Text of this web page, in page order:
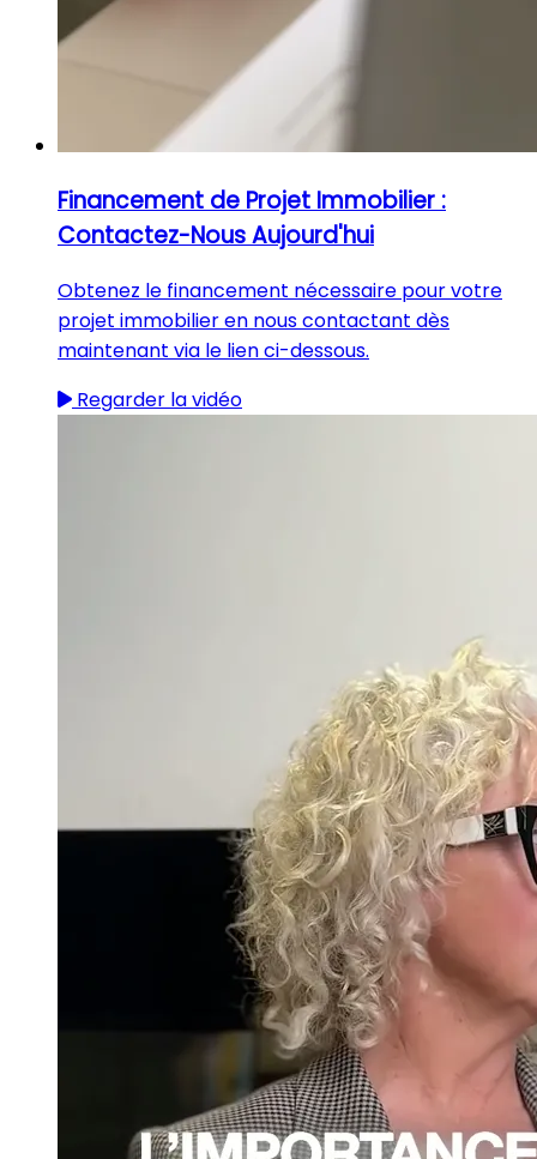
Financement de Projet Immobilier :
Contactez-Nous Aujourd'hui
Obtenez le financement nécessaire pour votre
projet immobilier en nous contactant dès
maintenant via le lien ci-dessous.
Regarder la vidéo